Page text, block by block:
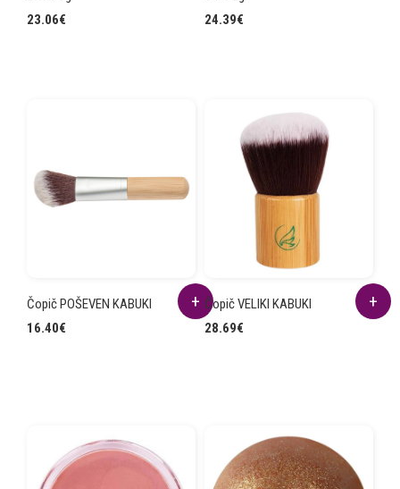
23.06€
24.39€
Čopič POŠEVEN KABUKI
16.40€
Čopič VELIKI KABUKI
28.69€